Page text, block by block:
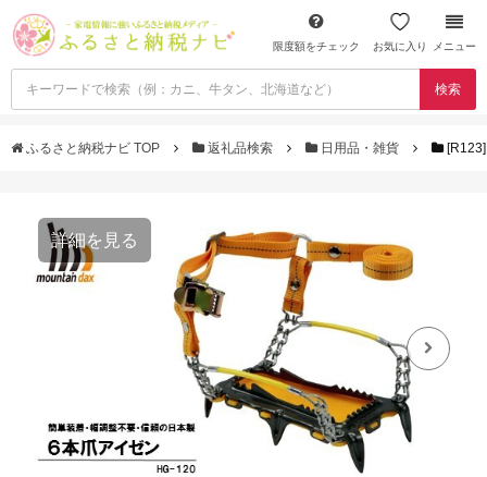
限度額をチェック お気に入り メニュー
検索
ふるさと納税ナビ TOP 返礼品検索 日用品・雑貨
詳細を見る